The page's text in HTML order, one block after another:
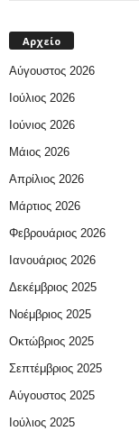
Αρχείο
Αύγουστος 2026
Ιούλιος 2026
Ιούνιος 2026
Μάιος 2026
Απρίλιος 2026
Μάρτιος 2026
Φεβρουάριος 2026
Ιανουάριος 2026
Δεκέμβριος 2025
Νοέμβριος 2025
Οκτώβριος 2025
Σεπτέμβριος 2025
Αύγουστος 2025
Ιούλιος 2025